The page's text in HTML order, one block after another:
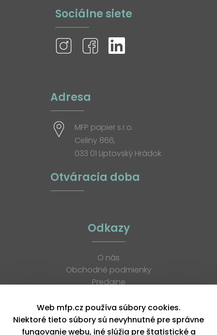
Sociálne siete
Adresa
MFP papier s.r.o.
Celiny 866,
033 01 Liptovský Hrádok
Otváracia doba
Odkazy
O nás
Obchodné podmienky
Predajne
K stiahnutiu
Blog
Kontakt
Web mfp.cz používa súbory cookies.
Niektoré tieto súbory sú nevyhnutné pre správne
fungovanie webu, iné slúžia pre štatistické a